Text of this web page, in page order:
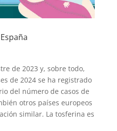
de 2023 y, sobre todo,
de 2024 se ha registrado
del número de casos de
otros países europeos
similar. La tosferina es